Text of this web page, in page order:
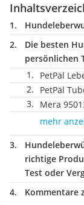
Die besten
persönlichen
PetPäl
PetPäl
Mera
mehr
richtige
Test oder
Kommentare